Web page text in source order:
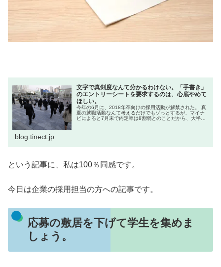
文字で真剣度なんて分かるわけない。「手書き」
のエントリーシートを要求するのは、心底やめて
ほしい。
今年の6月に、2018年卒向けの採用活動が解禁された。 真
夏の就職活動なんて考えるだけでもゾっとするが、マイナ
ビによると7月末で内定率は8割弱とのことだから、大半の
blog.tinect.jp
という記事に、私は100％同感です。
今日は企業の採用担当の方への記事です。
応募の敷居を下げて学生を集めま
しょう。